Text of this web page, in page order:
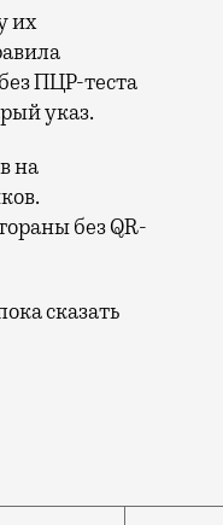
их
ПЦР-теста
указ.
на
без QR-
сказать